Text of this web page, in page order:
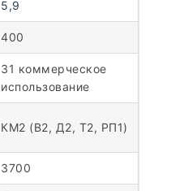
5,9
400
31 коммерческое
использование
КМ2 (В2, Д2, Т2, РП1)
3700